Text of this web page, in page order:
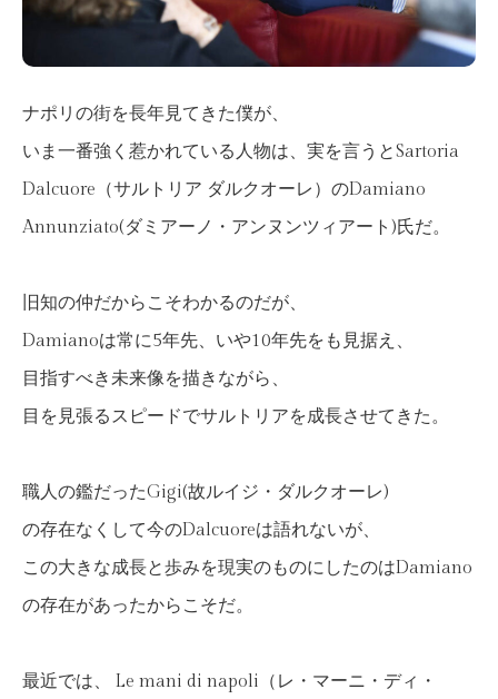
ナポリの街を長年見てきた僕が、
いま一番強く惹かれている人物は、実を言うとSartoria
Dalcuore（サルトリア ダルクオーレ）のDamiano
Annunziato(ダミアーノ・アンヌンツィアート)氏だ。
旧知の仲だからこそわかるのだが、
Damianoは常に5年先、いや10年先をも見据え、
目指すべき未来像を描きながら、
目を見張るスピードでサルトリアを成長させてきた。
職人の鑑だったGigi(故ルイジ・ダルクオーレ)
の存在なくして今のDalcuoreは語れないが、
この大きな成長と歩みを現実のものにしたのはDamiano
の存在があったからこそだ。
最近では、 Le mani di napoli（レ・マーニ・ディ・